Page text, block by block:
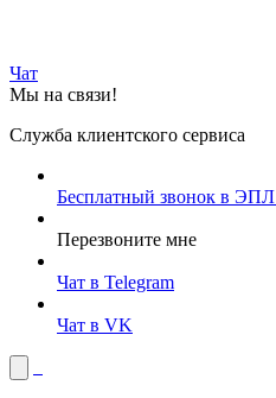
Чат
Мы на связи!
Служба клиентского сервиса
Бесплатный звонок в ЭПЛ
Перезвоните мне
Чат в Telegram
Чат в VK